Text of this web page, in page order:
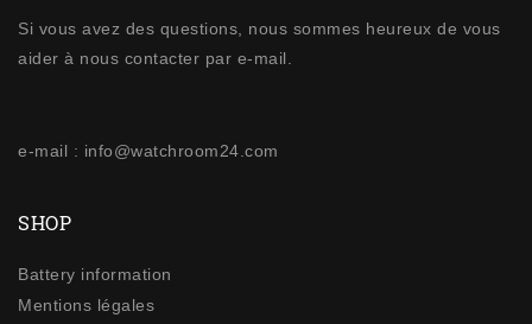
Si vous avez des questions, nous sommes heureux de vous
aider à nous contacter par e-mail.
e-mail : info@watchroom24.com
SHOP
Battery information
Mentions légales